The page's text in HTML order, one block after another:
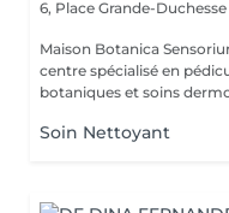
6, Place Grande-
Maison Botanica Sensorium Maison Botanica Sensorium
centre spécialisé en
botaniques et soins
Soin Nettoyant